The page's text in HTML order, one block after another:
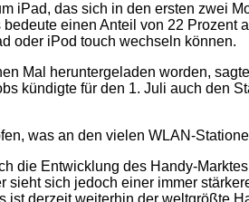
iPad, das sich in den ersten zwei
einen Anteil von 22
oder iPod touch wechseln können.
Mal heruntergeladen worden,
kündigte für den 1. Juli auch den
was an den vielen WLAN-
die Entwicklung des Handy-
sich jedoch einer immer